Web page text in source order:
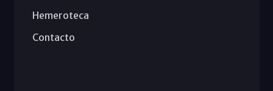
Hemeroteca
Contacto